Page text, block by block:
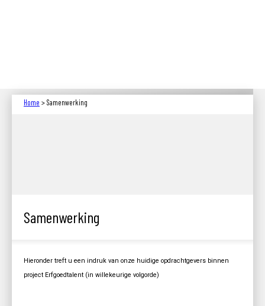
Home > Samenwerking
Samenwerking
Hieronder treft u een indruk van onze huidige opdrachtgevers binnen
project Erfgoedtalent (in willekeurige volgorde)